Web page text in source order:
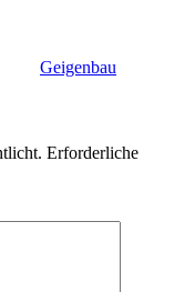
Geigenbau
Erforderliche